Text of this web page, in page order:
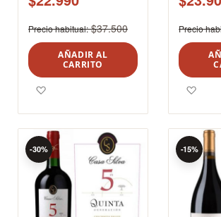
Precio habitual $37.500
AÑADIR AL
CARRITO
Precio
-30% -15%